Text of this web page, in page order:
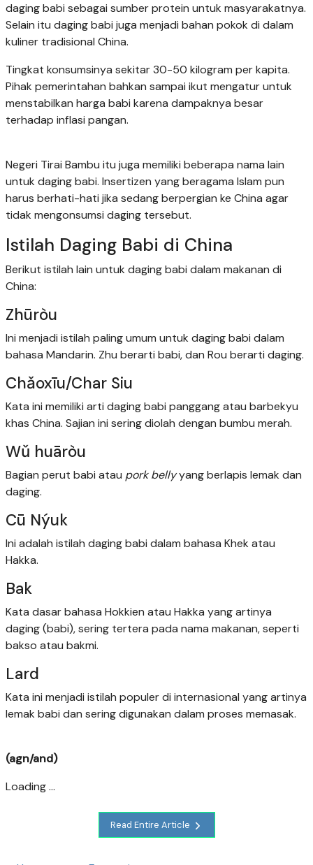
daging babi sebagai sumber protein untuk masyarakatnya.
Selain itu daging babi juga menjadi bahan pokok di dalam
kuliner tradisional China.
Tingkat konsumsinya sekitar 30-50 kilogram per kapita.
Pihak pemerintahan bahkan sampai ikut mengatur untuk
menstabilkan harga babi karena dampaknya besar
terhadap inflasi pangan.
Negeri Tirai Bambu itu juga memiliki beberapa nama lain
untuk daging babi. Insertizen yang beragama Islam pun
harus berhati-hati jika sedang berpergian ke China agar
tidak mengonsumsi daging tersebut.
Istilah Daging Babi di China
Berikut istilah lain untuk daging babi dalam makanan di
China:
Zhūròu
Ini menjadi istilah paling umum untuk daging babi dalam
bahasa Mandarin. Zhu berarti babi, dan Rou berarti daging.
Chǎoxīu/Char Siu
Kata ini memiliki arti daging babi panggang atau barbekyu
khas China. Sajian ini sering diolah dengan bumbu merah.
Wǔ huāròu
Bagian perut babi atau pork bellyyang berlapis lemak dan
daging.
Cū Nýuk
Ini adalah istilah daging babi dalam bahasa Khek atau
Hakka.
Bak
Kata dasar bahasa Hokkien atau Hakka yang artinya
daging (babi), sering tertera pada nama makanan, seperti
bakso atau bakmi.
Lard
Kata ini menjadi istilah populer di internasional yang artinya
lemak babi dan sering digunakan dalam proses memasak.
(agn/and)
Loading ...
Read Entire Article